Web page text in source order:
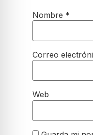
Nombre *
Correo
Web